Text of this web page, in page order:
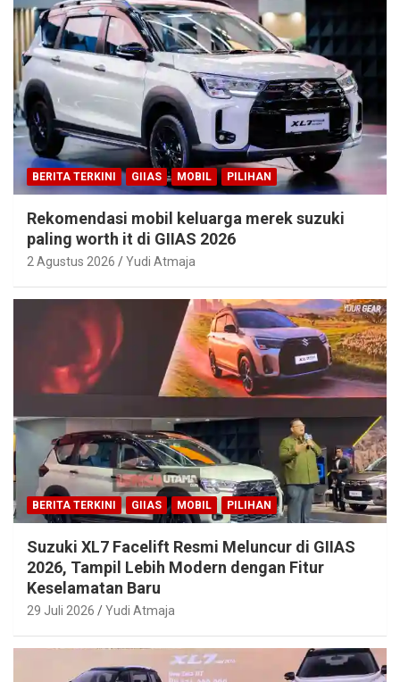
BERITA TERKINI GIIAS MOBIL PILIHAN
Rekomendasi mobil keluarga merek suzuki
paling worth it di GIIAS 2026
2 Agustus 2026 Yudi Atmaja
BERITA TERKINI GIIAS MOBIL PILIHAN
Suzuki XL7 Facelift Resmi Meluncur di GIIAS
2026, Tampil Lebih Modern dengan Fitur
Keselamatan Baru
29 Juli 2026 Yudi Atmaja